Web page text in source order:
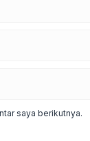
saya berikutnya.